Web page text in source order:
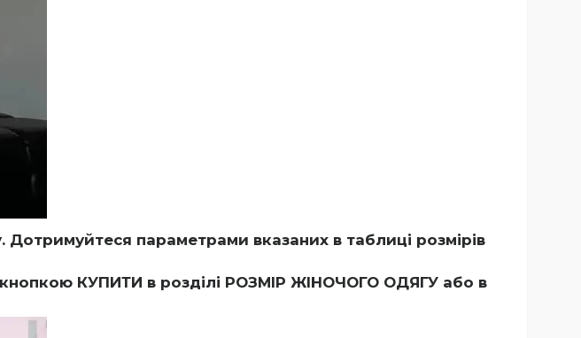
параметрами вказаних в таблиці розмірів
КУПИТИ в розділі РОЗМІР ЖІНОЧОГО ОДЯГУ або в